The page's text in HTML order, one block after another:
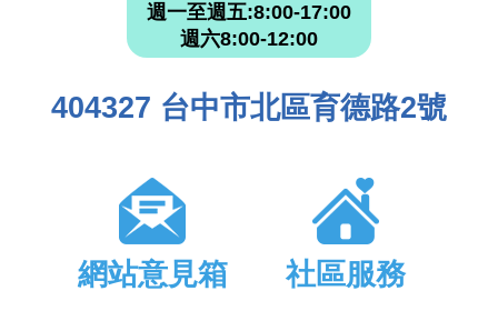
週一至週五:8:00-17:00
週六8:00-12:00
404327 台中市北區育德路2號
網站意見箱 社區服務